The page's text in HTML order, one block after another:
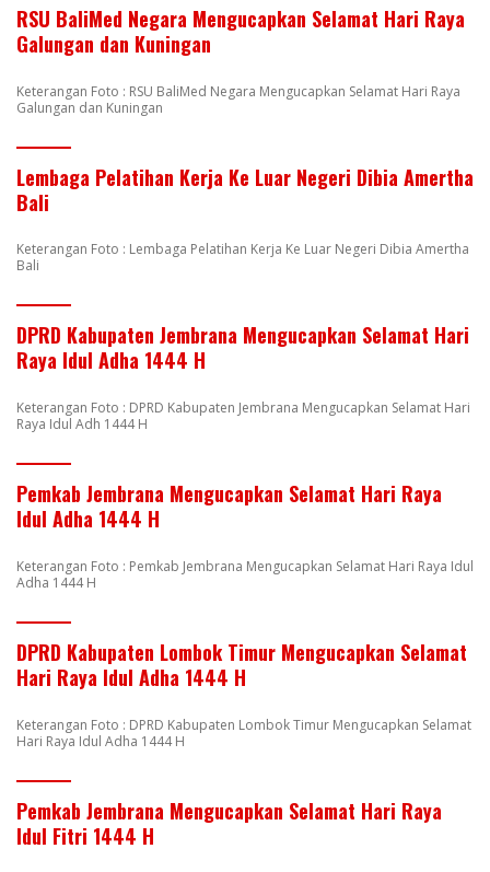
RSU BaliMed Negara Mengucapkan Selamat Hari Raya
Galungan dan Kuningan
Keterangan Foto : RSU BaliMed Negara Mengucapkan Selamat Hari Raya
Galungan dan Kuningan
Lembaga Pelatihan Kerja Ke Luar Negeri Dibia Amertha
Bali
Keterangan Foto : Lembaga Pelatihan Kerja Ke Luar Negeri Dibia Amertha
Bali
DPRD Kabupaten Jembrana Mengucapkan Selamat Hari
Raya Idul Adha 1444 H
Keterangan Foto : DPRD Kabupaten Jembrana Mengucapkan Selamat Hari
Raya Idul Adh 1444 H
Pemkab Jembrana Mengucapkan Selamat Hari Raya
Idul Adha 1444 H
Keterangan Foto : Pemkab Jembrana Mengucapkan Selamat Hari Raya Idul
Adha 1444 H
DPRD Kabupaten Lombok Timur Mengucapkan Selamat
Hari Raya Idul Adha 1444 H
Keterangan Foto : DPRD Kabupaten Lombok Timur Mengucapkan Selamat
Hari Raya Idul Adha 1444 H
Pemkab Jembrana Mengucapkan Selamat Hari Raya
Idul Fitri 1444 H